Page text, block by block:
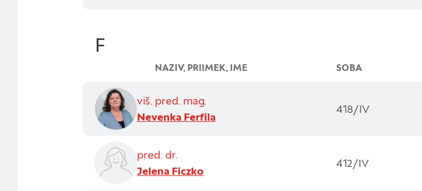
F
NAZIV, PRIIMEK, IME SOBA
viš. pred. mag.
Nevenka Ferfila
418/IV
pred. dr.
Jelena Ficzko
412/IV